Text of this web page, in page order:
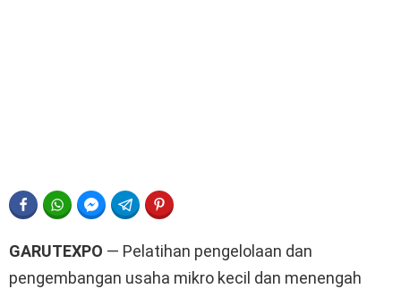
FACEBOOKWHATSAPPFACEBOOK MESSENGER
TELEGRAM
GARUTEXPO — Pelatihan pengelolaan dan
pengembangan usaha mikro kecil dan menengah